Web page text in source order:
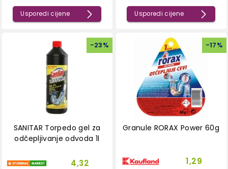
Usporedi cijene Usporedi cijene
-23%
SANITAR Torpedo gel za
odčepljivanje odvoda 1l
4,32
-17%
Granule RORAX Power 60g
1,29